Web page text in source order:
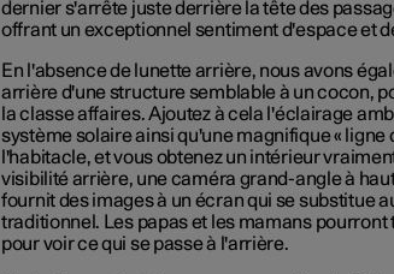
dernier s'arrête juste derrière la tête des
offrant un exceptionnel sentiment d'espace et
En l'absence de lunette arrière, nous avons
arrière d'une structure semblable à un cocon,
la classe affaires. Ajoutez à cela l'éclairage
système solaire ainsi qu'une magnifique « ligne
l'habitacle, et vous obtenez un intérieur
visibilité arrière, une caméra grand-angle à
fournit des images à un écran qui se substitue
traditionnel. Les papas et les mamans
pour voir ce qui se passe à l'arrière.